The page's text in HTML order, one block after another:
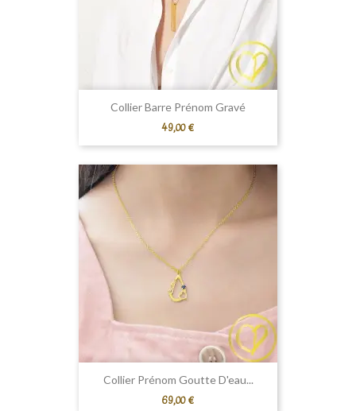
Collier Barre Prénom Gravé
Prix
49,00 €
Collier Prénom Goutte D'eau...
Prix
69,00 €